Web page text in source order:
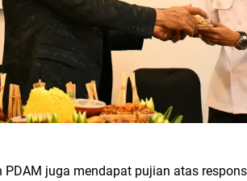
PDAM juga mendapat pujian atas